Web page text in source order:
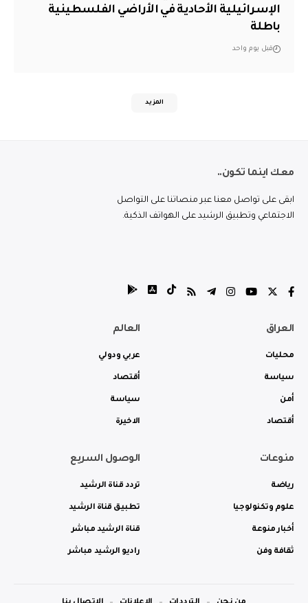
الإسرائيلية الأحادية في الأراضي الفلسطينية
باطلة
قبل يوم واحد
المزيد
معك اينما تكون..
ابقى على تواصل معنا عبر منصاتنا على التواصل
الاجتماعي وتطبيق الرشيد على الهواتف الذكية.
العراق
محليات
سياسة
أمن
أقتصاد
العالم
عربي ودولي
أقتصاد
سياسة
الاخيرة
منوعات
رياضة
علوم وتكنولوجيا
أخبار منوعة
ثقافة وفن
الوصول السريع
تردد قناة الرشيد
تطبيق قناة الرشيد
قناة الرشيد مباشر
راديو الرشيد مباشر